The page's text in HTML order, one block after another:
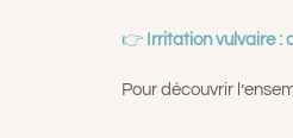
👉 Irritation vulvaire :
Pour découvrir